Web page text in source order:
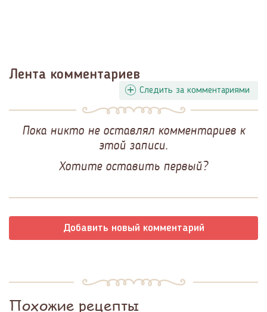
Лента комментариев
Следить за комментариями
Пока никто не оставлял комментариев к
этой записи.
Хотите оставить первый?
Добавить новый комментарий
Похожие рецепты